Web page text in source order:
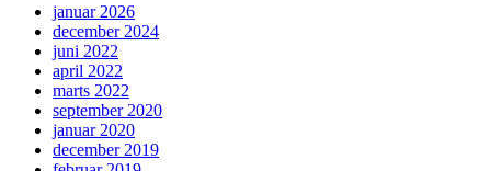
januar 2026
december 2024
juni 2022
april 2022
marts 2022
september 2020
januar 2020
december 2019